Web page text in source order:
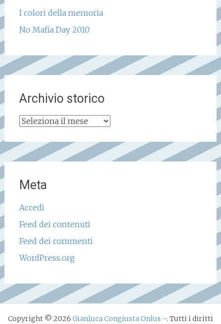
I colori della memoria
No Mafia Day 2010
Archivio storico
Archivio
Meta
Accedi
Feed dei contenuti
Feed dei commenti
WordPress.org
Copyright © 2026 Gianluca Congiusta Onlus –. Tutti i diritti